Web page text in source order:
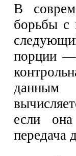
В
борьбы с
порции —
данным
если
передача